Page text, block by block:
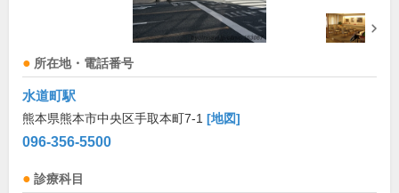
所在地・電話番号
水道町駅
熊本県熊本市中央区手取本町7-1 [地図]
096-356-5500
診療科目